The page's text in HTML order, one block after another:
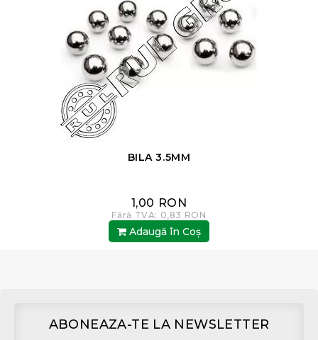
BILA 3.5MM
1,00 RON
Fără TVA: 0,83 RON
Adaugă în Coş
ABONEAZA-TE LA NEWSLETTER